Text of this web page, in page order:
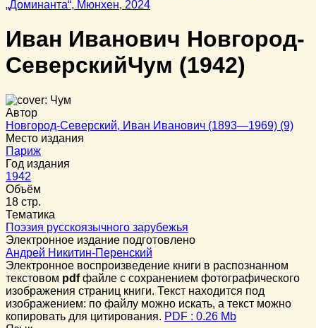
Иван Иванович Новгород-
СеверскийЧум (1942)
Автор
Новгород-Северский, Иван Иванович (1893—1969) (9)
Место издания
Париж
Год издания
1942
Объём
18 стр.
Тематика
Поэзия русскоязычного зарубежья
Электронное издание подготовлено
Андрей Никитин-Перенский
Электронное воспроизведение книги в распознанном
текстовом pdfфайле с сохранением фотографического
изображения страниц книги. Текст находится под
изображением: по файлу можно искать, а текст можно
копировать для цитирования. PDF : 0.26 Mb